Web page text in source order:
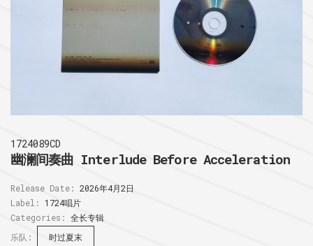
1724089CD
幽澜间奏曲 Interlude Before Acceleration
Release Date: 2026年4月2日
Label:
1724唱片
Categories: 全长专辑
乐队:
时过夏末